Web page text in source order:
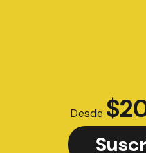
Desde $